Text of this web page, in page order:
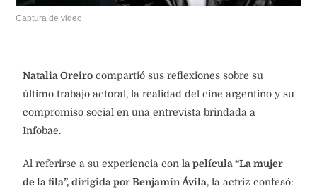
Captura de video
Natalia Oreiro compartió sus reflexiones sobre su
último trabajo actoral, la realidad del cine argentino y su
compromiso social en una entrevista brindada a
Infobae.
Al referirse a su experiencia con lapelícula “La mujer
de la fila”, dirigida por Benjamín Ávila, la actriz confesó: